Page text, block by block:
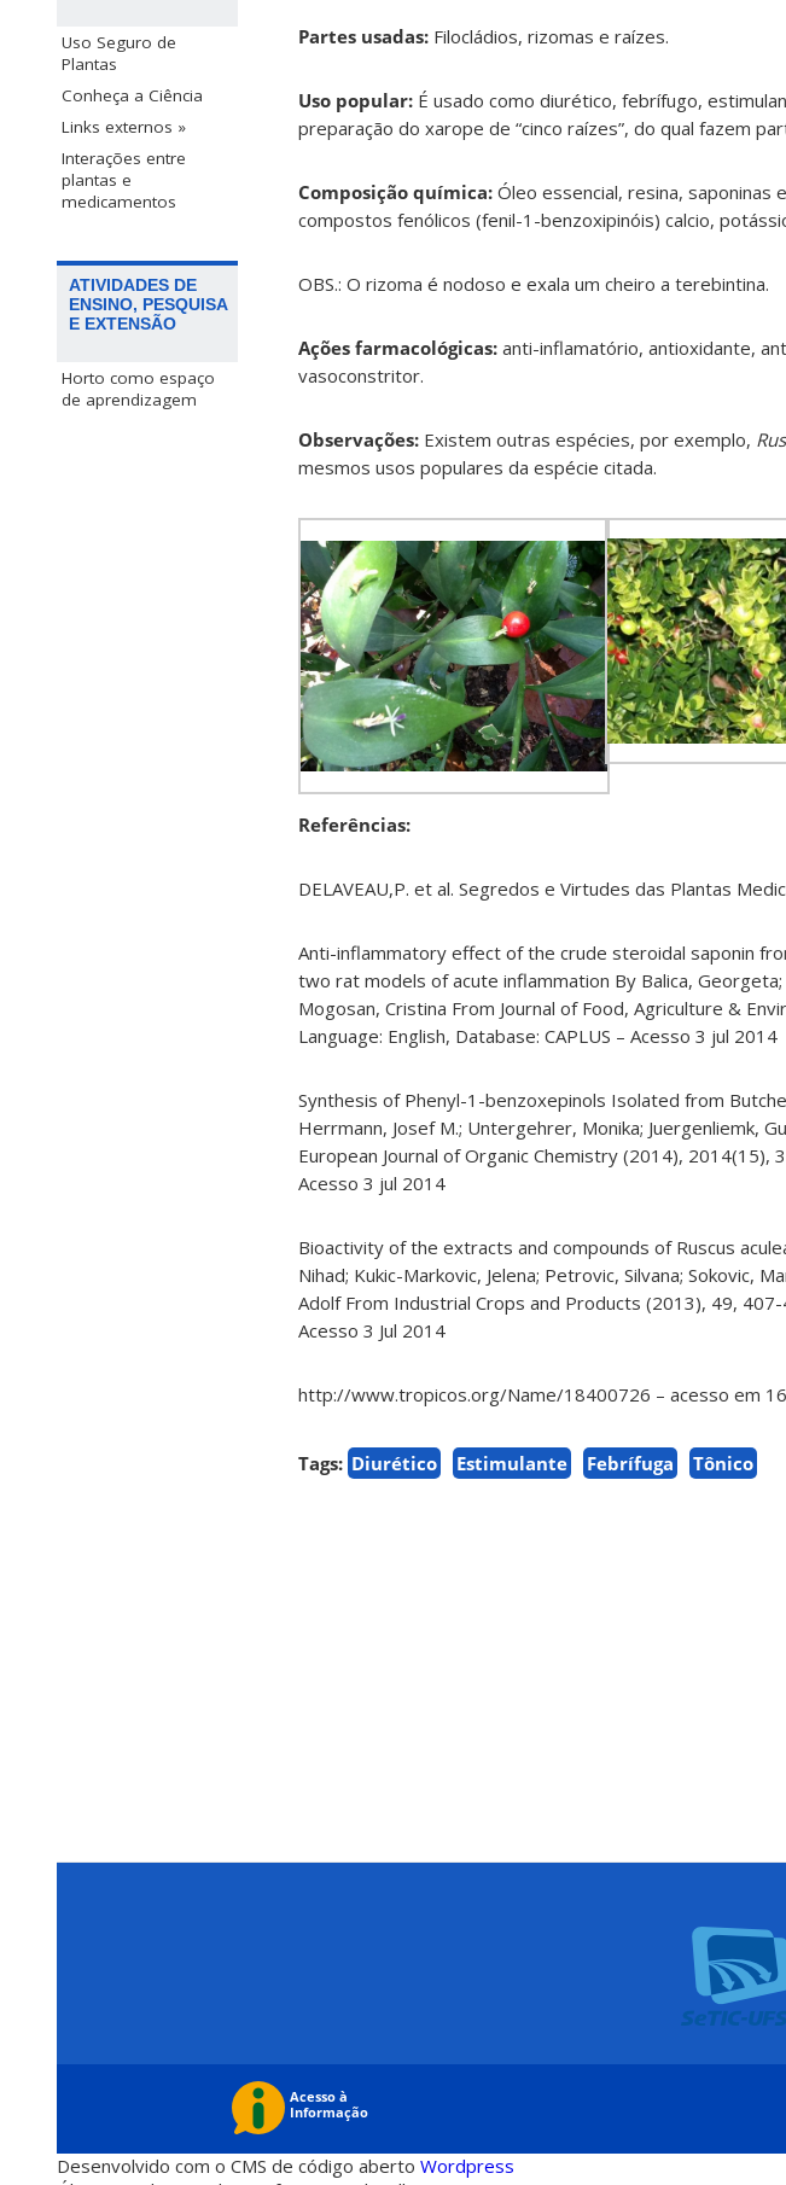
Uso Seguro de
Plantas
Conheça a Ciência
Links externos »
Interações entre
plantas e
medicamentos
ATIVIDADES DE
ENSINO, PESQUISA
E EXTENSÃO
Horto como espaço
de aprendizagem
Partes usadas: Filocládios, rizomas e raízes.
Uso popular: É usado como diurético, febrífugo,
preparação do xarope de “cinco raízes”, do qual fazem
Composição química: Óleo essencial, resina, saponinas
compostos fenólicos (fenil-1-benzoxipinóis) calcio,
OBS.: O rizoma é nodoso e exala um cheiro a terebintina.
Ações farmacológicas: anti-inflamatório, antioxidante,
vasoconstritor.
Observações: Existem outras espécies, por exemplo,
mesmos usos populares da espécie citada.
Referências:
DELAVEAU,P. et al. Segredos e Virtudes das Plantas
Anti-​inflammatory effect of the crude steroidal saponin
two rat models of acute inflammation By Balica, Georgeta;
Mogosan, Cristina From Journal of Food, Agriculture &
Language: English, Database: CAPLUS – Acesso 3 jul 2014
Synthesis of Phenyl-​1-​benzoxepinols Isolated from
Herrmann, Josef M.; Untergehrer, Monika; Juergenliemk,
European Journal of Organic Chemistry (2014), 2014(15),
Acesso 3 jul 2014
Bioactivity of the extracts and compounds of Ruscus
Nihad; Kukic-Markovic, Jelena; Petrovic, Silvana; Sokovic,
Adolf From Industrial Crops and Products (2013), 49,
Acesso 3 Jul 2014
http://www.tropicos.org/Name/18400726 – acesso em
Tags: Diurético Estimulante Febrífuga Tônico
Desenvolvido com o CMS de código aberto Wordpress